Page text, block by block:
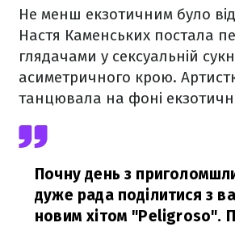
Не менш екзотичним було
Настя Каменських постала
глядачами у сексуальній
асиметричного крою.
танцювала на фоні
Почну день з
дуже рада поділитися з
новим хітом "Peligrosо".